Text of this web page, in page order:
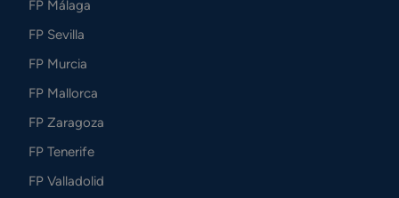
FP Málaga
FP Sevilla
FP Murcia
FP Mallorca
FP Zaragoza
FP Tenerife
FP Valladolid